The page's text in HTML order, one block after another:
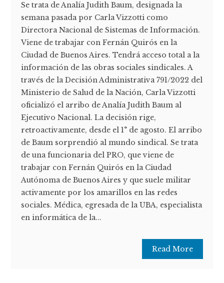
Se trata de Analía Judith Baum, designada la
semana pasada por Carla Vizzotti como
Directora Nacional de Sistemas de Información.
Viene de trabajar con Fernán Quirós en la
Ciudad de Buenos Aires. Tendrá acceso total a la
información de las obras sociales sindicales. A
través de la Decisión Administrativa 791/2022 del
Ministerio de Salud de la Nación, Carla Vizzotti
oficializó el arribo de Analía Judith Baum al
Ejecutivo Nacional. La decisión rige,
retroactivamente, desde el 1° de agosto. El arribo
de Baum sorprendió al mundo sindical. Se trata
de una funcionaria del PRO, que viene de
trabajar con Fernán Quirós en la Ciudad
Autónoma de Buenos Aires y que suele militar
activamente por los amarillos en las redes
sociales. Médica, egresada de la UBA, especialista
en informática de la...
Read More